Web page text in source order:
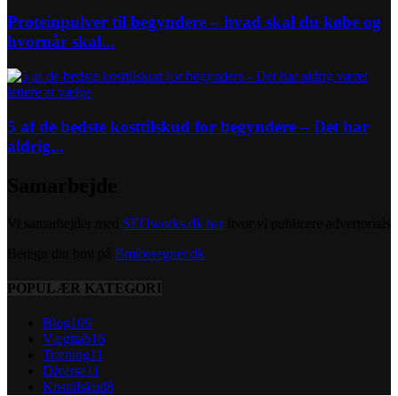
Proteinpulver til begyndere – hvad skal du købe og
hvornår skal...
5 af de bedste kosttilskud for begyndere – Det har
aldrig...
SEOworks.dk herhvor vi publicere advertorials
Bmiberegner.dk
POPULÆR KATEGORI
Blog109
Vægttab16
Træning11
Diverse11
Kosttilskud8